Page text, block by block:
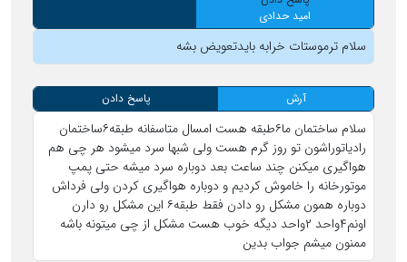
امید حدادی
سلام ترموستات خرابه بایدتعویض بشه
آرش پاسخ دادن
سلام ساختمان ما۶طبقه هست امسال متاسفانه طبقه۶ساختمان
رادیاتوراشون تو روز گرم هست ولی شبها سرد میشود هر چی هم
هواگیری میکنن چند ساعت بعد دوباره سرد میشه حتی پمپ
موتورخانه را خاموش کردیم و دوباره هواگیری کردن ولی فرداش
دوباره همون مشکل رو دادن فقط طبقه۶ این مشکل رو دارن
اونم۴واحد ۲واحد دیگه خوب هست مشکل از چی میتونه باشه
ممنون میشم جواب بدین